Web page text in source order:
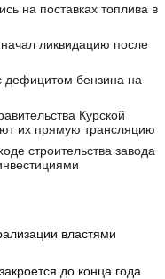
на поставках топлива в
ликвидацию после
дефицитом бензина на
Курской
их прямую трансляцию
строительства завода
властями
до конца года